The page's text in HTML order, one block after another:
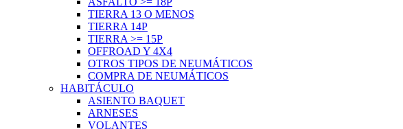
TIERRA 13 O MENOS
TIERRA 14P
TIERRA >= 15P
OFFROAD Y 4X4
OTROS TIPOS DE NEUMÁTICOS
COMPRA DE NEUMÁTICOS
HABITÁCULO
ASIENTO BAQUET
ARNESES
VOLANTES